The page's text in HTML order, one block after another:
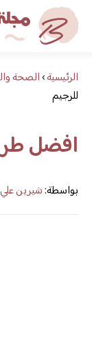
مجلةالرئيسية›الصحة
للرجيم
افضل
بواسطة:شيرين علي